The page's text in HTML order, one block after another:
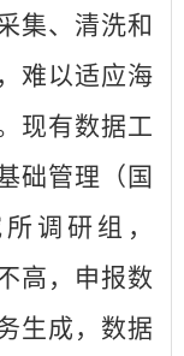
集、清洗和
难以适应海
现有数据工
础管理（国
调研组，
高，申报数
生成，数据